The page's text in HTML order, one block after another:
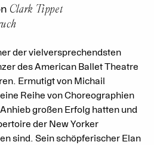
Clark Tippet
der vielversprechendsten
des American Ballet Theatre
Ermutigt von Michail
Reihe von Choreographien
großen Erfolg hatten und
der New Yorker
sind. Sein schöpferischer Elan